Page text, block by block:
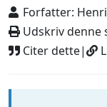
Forfatter:
Udskriv denne
Citer dette|